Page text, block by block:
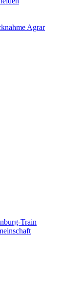
Agrar
Train